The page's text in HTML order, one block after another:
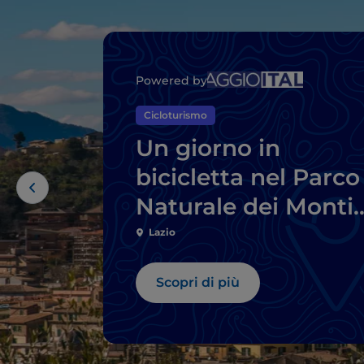
Powered by
Cicloturismo
Un giorno in
bicicletta nel Parco
Naturale dei Monti
Simbruini, a due
passi da Roma
Lazio
Scopri di più